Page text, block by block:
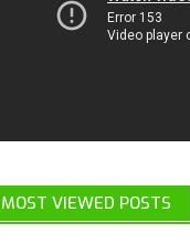
MOST VIEWED POSTS